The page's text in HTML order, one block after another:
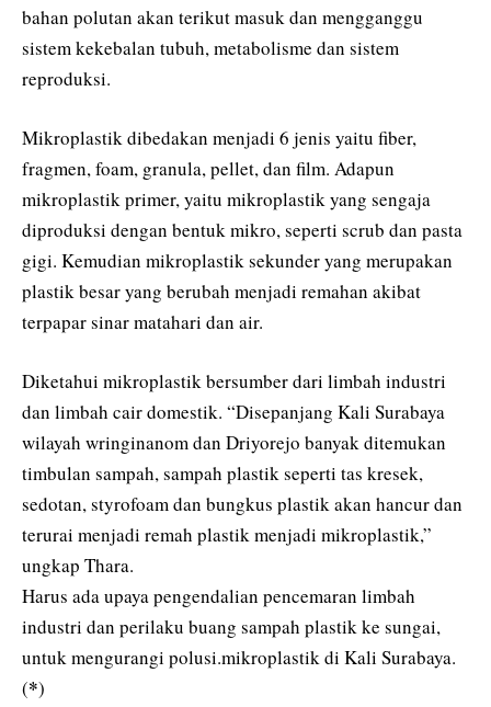
bahan polutan akan terikut masuk dan mengganggu
sistem kekebalan tubuh, metabolisme dan sistem
reproduksi.
Mikroplastik dibedakan menjadi 6 jenis yaitu fiber,
fragmen, foam, granula, pellet, dan film. Adapun
mikroplastik primer, yaitu mikroplastik yang sengaja
diproduksi dengan bentuk mikro, seperti scrub dan pasta
gigi. Kemudian mikroplastik sekunder yang merupakan
plastik besar yang berubah menjadi remahan akibat
terpapar sinar matahari dan air.
Diketahui mikroplastik bersumber dari limbah industri
dan limbah cair domestik. “Disepanjang Kali Surabaya
wilayah wringinanom dan Driyorejo banyak ditemukan
timbulan sampah, sampah plastik seperti tas kresek,
sedotan, styrofoam dan bungkus plastik akan hancur dan
terurai menjadi remah plastik menjadi mikroplastik,”
ungkap Thara.
Harus ada upaya pengendalian pencemaran limbah
industri dan perilaku buang sampah plastik ke sungai,
untuk mengurangi polusi.mikroplastik di Kali Surabaya.
(*)